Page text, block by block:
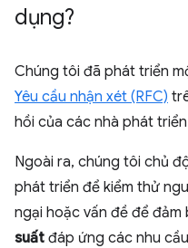
dụng?
Chúng tôi đã phát triển
Yêu cầu nhận xét (RFC)
hồi của các nhà phát
Ngoài ra, chúng tôi chủ
phát triển để kiểm thử
ngại hoặc vấn đề để
suất đáp ứng các nhu